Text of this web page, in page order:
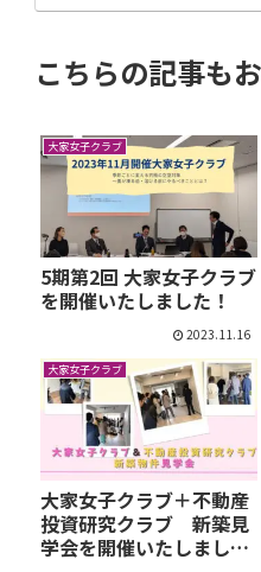
こちらの記事も
大家女子クラブ
5期第2回 大家女子クラブ
を開催いたしました！
2023.11.16
大家女子クラブ
大家女子クラブ＋不動産
投資研究クラブ 新築見
学会を開催いたしまし